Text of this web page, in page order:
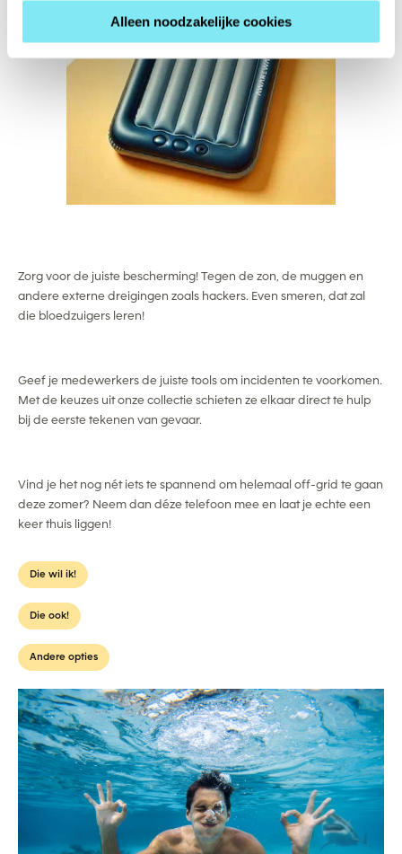
Alleen noodzakelijke cookies
Zorg voor de juiste bescherming! Tegen de zon, de muggen en
andere externe dreigingen zoals hackers. Even smeren, dat zal
die bloedzuigers leren!
Geef je medewerkers de juiste tools om incidenten te voorkomen.
Met de keuzes uit onze collectie schieten ze elkaar direct te hulp
bij de eerste tekenen van gevaar.
Vind je het nog nét iets te spannend om helemaal off-grid te gaan
deze zomer? Neem dan déze telefoon mee en laat je echte een
keer thuis liggen!
Die wil ik!
Die ook!
Andere opties